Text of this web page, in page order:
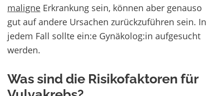
maligne Erkrankung sein, können aber genauso
gut auf andere Ursachen zurückzuführen sein. In
jedem Fall sollte ein:e Gynäkolog:in aufgesucht
werden.
Was sind die Risikofaktoren für